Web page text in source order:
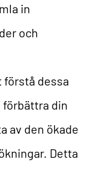
in
och
förstå dessa
förbättra din
av den ökade
Detta